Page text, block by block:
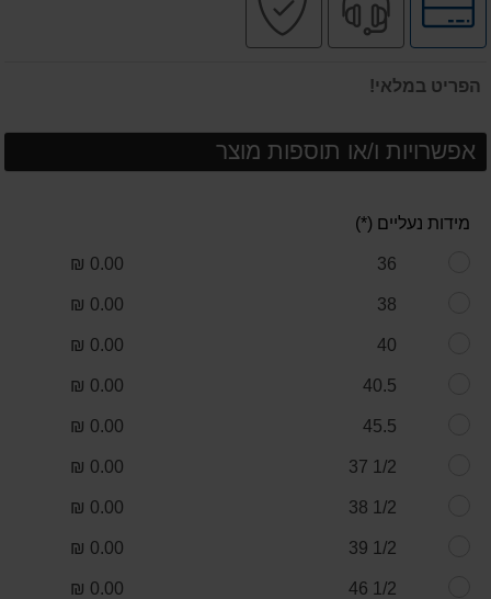
לאפשרויות
תשלומים
מקצועי
הפריט במלאי!
אפשרויות ו/או תוספות מוצר
מידות נעליים (*)
36
0.00 ₪
38
0.00 ₪
40
0.00 ₪
40.5
0.00 ₪
45.5
0.00 ₪
1/2 37
0.00 ₪
1/2 38
0.00 ₪
1/2 39
0.00 ₪
1/2 46
0.00 ₪